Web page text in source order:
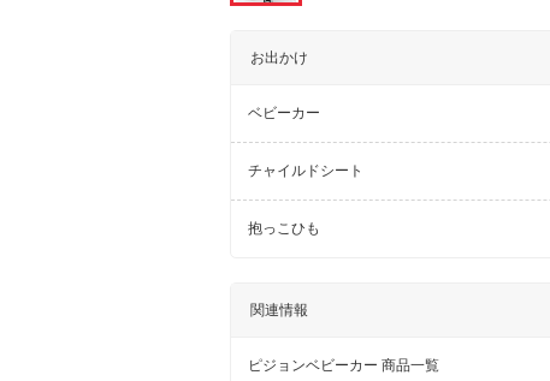
お出かけ
ベビーカー
チャイルドシート
抱っこひも
関連情報
ピジョンベビーカー 商品一覧